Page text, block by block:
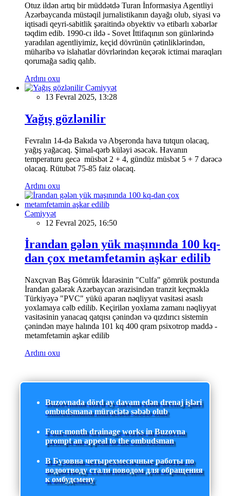
Otuz ildən artıq bir müddətdə Turan İnformasiya Agentliyi
Azərbaycanda müstəqil jurnalistikanın dayağı olub, siyasi və
iqtisadi qeyri-sabitlik şəraitində obyektiv və etibarlı xəbərlər
təqdim edib. 1990-cı ildə - Sovet İttifaqının son günlərində
yaradılan agentliyimiz, keçid dövrünün çətinliklərindən,
müharibə və islahatlar dövrlərindən keçərək ictimai maraqları
qorumağa sadiq qalıb.
Ardını oxu
Cəmiyyət
13 Fevral 2025, 13:28
Yağış gözlənilir
Fevralın 14-də Bakıda və Abşeronda hava tutqun olacaq,
yağış yağacaq. Şimal-qərb küləyi əsəcək. Havanın
temperaturu gecə müsbət 2 + 4, gündüz müsbət 5 + 7 dərəcə
olacaq. Rütubət 75-85 faiz olacaq.
Ardını oxu
Cəmiyyət
12 Fevral 2025, 16:50
İrandan gələn yük maşınında 100 kq-
dan çox metamfetamin aşkar edilib
Naxçıvan Baş Gömrük İdarəsinin "Culfa" gömrük postunda
İrandan gələrək Azərbaycan ərazisindən tranzit keçməklə
Türkiyəyə "PVC" yükü aparan nəqliyyat vasitəsi əsaslı
yoxlamaya cəlb edilib. Keçirilən yoxlama zamanı nəqliyyat
vasitəsinin yanacaq qatqısı çənindən və qızdırıcı sistemin
çənindən maye halında 101 kq 400 qram psixotrop maddə -
metamfetamin aşkar edilib
Ardını oxu
Buzovnada dörd ay davam edən drenaj işləri
ombudsmana müraciətə səbəb olub
Four-month drainage works in Buzovna
prompt an appeal to the ombudsman
В Бузовна четырехмесячные работы по
водоотводу стали поводом для обращения
к омбудсмену